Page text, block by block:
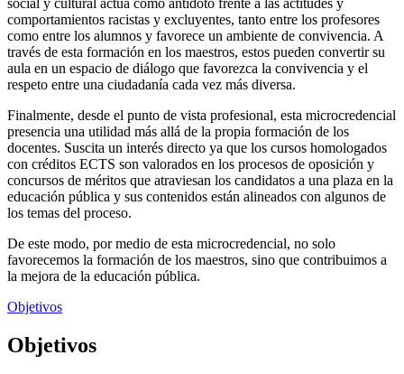
comportamientos racistas y excluyentes, tanto entre los profesores
como entre los alumnos y favorece un ambiente de convivencia. A
través de esta formación en los maestros, estos pueden convertir su
aula en un espacio de diálogo que favorezca la convivencia y el
respeto entre una ciudadanía cada vez más diversa.
Finalmente, desde el punto de vista profesional, esta microcredencial
presencia una utilidad más allá de la propia formación de los
docentes. Suscita un interés directo ya que los cursos homologados
con créditos ECTS son valorados en los procesos de oposición y
concursos de méritos que atraviesan los candidatos a una plaza en la
educación pública y sus contenidos están alineados con algunos de
los temas del proceso.
De este modo, por medio de esta microcredencial, no solo
favorecemos la formación de los maestros, sino que contribuimos a
la mejora de la educación pública.
Objetivos
Objetivos